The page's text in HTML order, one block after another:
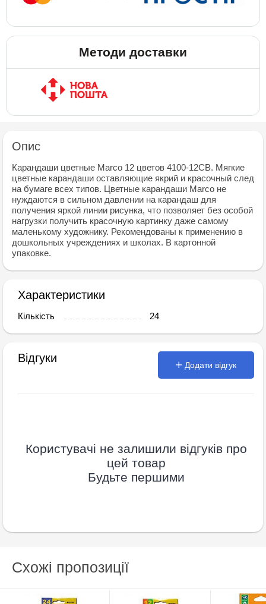
Методи доставки
Опис
Карандаши цветные Marco 12 цветов 4100-12CB. Мягкие
цветные карандаши оставляющие якрий и красочный след
на бумаге всех типов. Цветные карандаши Marco не
нуждаются в сильном давлении на карандаш для
получения яркой линии рисунка, что позволяет без особой
нагрузки получить красочную картинку даже самому
маленькому художнику. Рекомендованы к применению в
дошкольных учреждениях и школах. В картонной
упаковке.
Характеристики
Кількість 24
Відгуки
Додати відгук
Користувачі не залишили відгуків про
цей товар
Будьте першими
Схожі пропозиції